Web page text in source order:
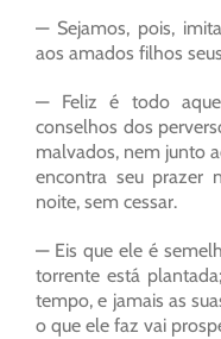
— Sejamos, pois,
aos amados filhos
— Feliz é todo
conselhos dos
malvados, nem junto
encontra seu prazer
noite, sem cessar.
— Eis que ele é
torrente está
tempo, e jamais as
o que ele faz vai